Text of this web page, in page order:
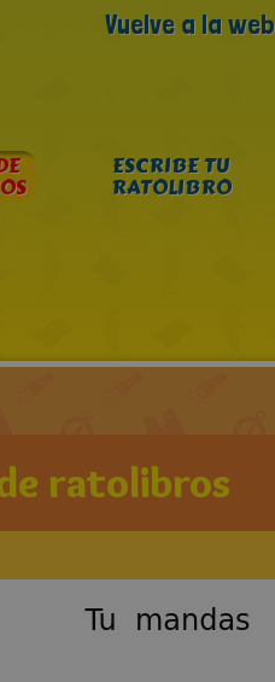
Vuelve a la web
ESCRIBE TU
RATOLIBRO
ratolibros